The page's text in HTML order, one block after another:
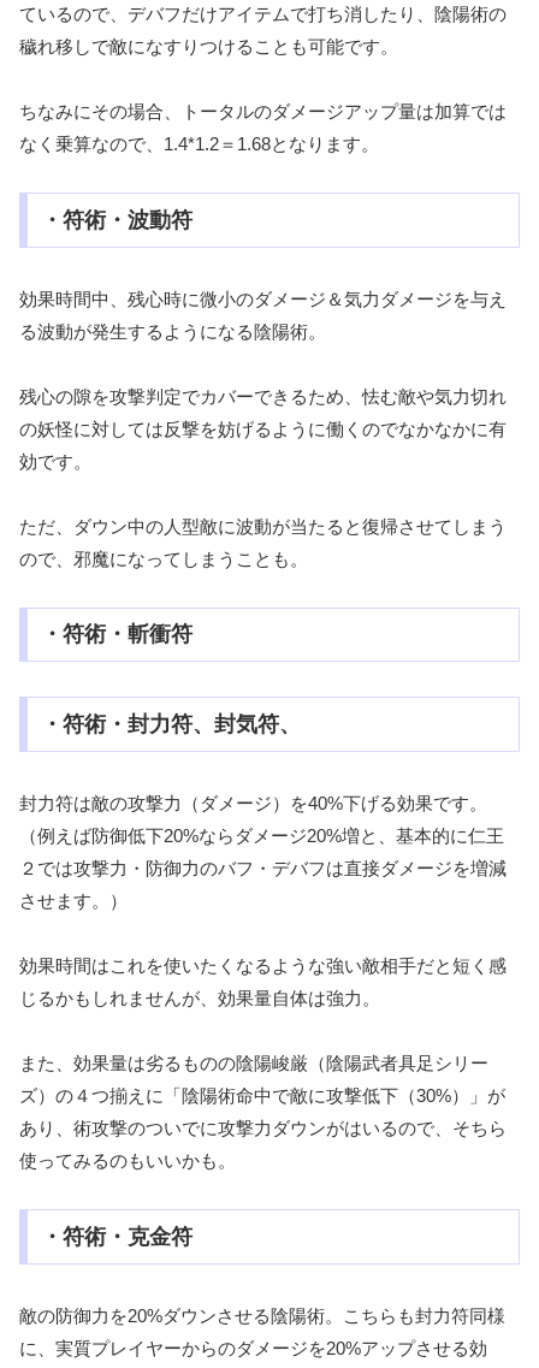
ているので、デバフだけアイテムで打ち消したり、陰陽術の
穢れ移しで敵になすりつけることも可能です。
ちなみにその場合、トータルのダメージアップ量は加算では
なく乗算なので、1.4*1.2＝1.68となります。
・符術・波動符
効果時間中、残心時に微小のダメージ＆気力ダメージを与え
る波動が発生するようになる陰陽術。
残心の隙を攻撃判定でカバーできるため、怯む敵や気力切れ
の妖怪に対しては反撃を妨げるように働くのでなかなかに有
効です。
ただ、ダウン中の人型敵に波動が当たると復帰させてしまう
ので、邪魔になってしまうことも。
・符術・斬衝符
・符術・封力符、封気符、
封力符は敵の攻撃力（ダメージ）を40%下げる効果です。
（例えば防御低下20%ならダメージ20%増と、基本的に仁王
２では攻撃力・防御力のバフ・デバフは直接ダメージを増減
させます。）
効果時間はこれを使いたくなるような強い敵相手だと短く感
じるかもしれませんが、効果量自体は強力。
また、効果量は劣るものの陰陽峻厳（陰陽武者具足シリー
ズ）の４つ揃えに「陰陽術命中で敵に攻撃低下（30%）」が
あり、術攻撃のついでに攻撃力ダウンがはいるので、そちら
使ってみるのもいいかも。
・符術・克金符
敵の防御力を20%ダウンさせる陰陽術。こちらも封力符同様
に、実質プレイヤーからのダメージを20%アップさせる効